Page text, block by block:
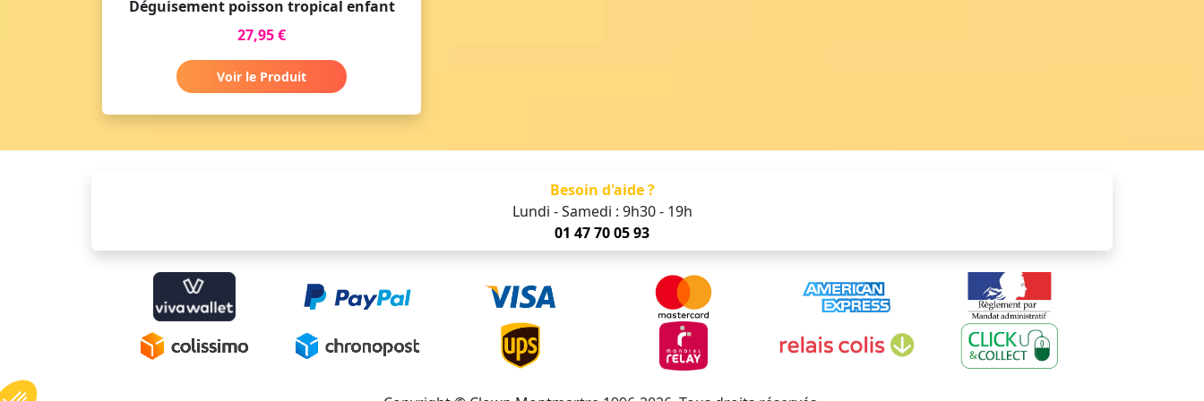
Déguisement poisson tropical enfant
27,95 €
Voir le Produit
Besoin d'aide ?
Lundi - Samedi : 9h30 - 19h
01 47 70 05 93